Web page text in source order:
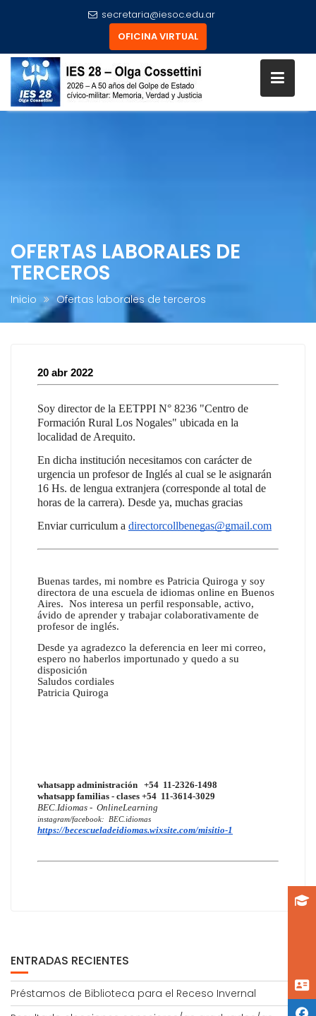
secretaria@iesoc.edu.ar
OFICINA VIRTUAL
OFERTAS LABORALES DE
TERCEROS
Inicio Ofertas laborales de terceros
ENTRADAS RECIENTES
Préstamos de Biblioteca para el Receso Invernal